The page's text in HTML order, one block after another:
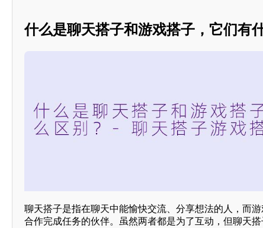
什么是聊天搭子和游戏搭子，它们有
聊天搭子是指在聊天中能愉快交流、分享想法的人，而游
合作完成任务的伙伴。虽然两者都是为了互动，但聊天